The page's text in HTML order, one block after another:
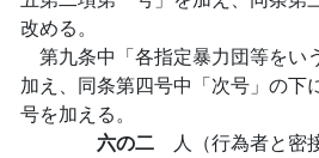
改める。
第九条中「各指定暴力団等をい
加え、同条第四号中「次号」の下
号を加える。
六の二 人（行為者と密